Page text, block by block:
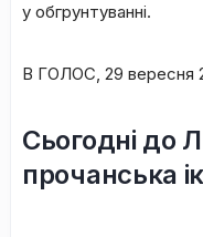
у обгрунтуванні.
В ГОЛОС, 29 вересня
Сьогодні до
прочанська